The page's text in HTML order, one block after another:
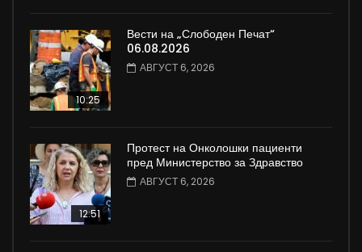
10:25
Вести на „Слободен Печат“
06.08.2026
АВГУСТ 6, 2026
12:51
Протест на Онколошки пациенти
пред Министерство за Здравство
АВГУСТ 6, 2026